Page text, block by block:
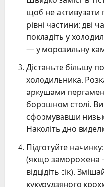
щоб не активувати
рівні частини: дві
покладіть у
— у морозильну
Дістаньте більшу
холодильника.
аркушами
борошном столі.
сформувавши
Наколіть дно
Підготуйте
(якщо заморожена
відцідіть сік).
кукурудзяного